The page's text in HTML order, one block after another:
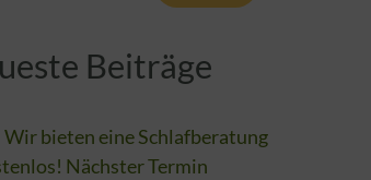
Beiträge
Wir bieten eine Schlafberatung
Nächster Termin